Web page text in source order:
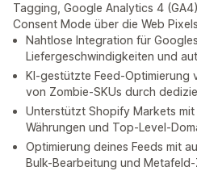
Tagging, Google Analytics 4
Consent Mode über die Web
Nahtlose Integration für
Liefergeschwindigkeiten und
KI-gestützte Feed-Optimierung
von Zombie-SKUs durch
Unterstützt Shopify Markets mit
Währungen und Top-Level-
Optimierung deines Feeds mit
Bulk-Bearbeitung und